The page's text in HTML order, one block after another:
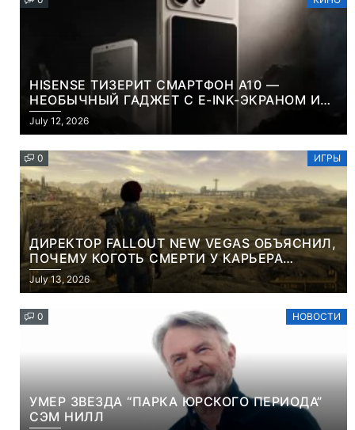
HISENSE ТИЗЕРИТ СМАРТФОН A10 —
НЕОБЫЧНЫЙ ГАДЖЕТ С E-INK-ЭКРАНОМ И
СЪЕМНОЙ LCD-ПАНЕЛЬЮ ДЛЯ ЦВЕТНОГО
КОНТЕНТА И СОЦСЕТЕЙ
July 12, 2026
0 ИГРЫ
ДИРЕКТОР FALLOUT NEW VEGAS ОБЪЯСНИЛ,
ПОЧЕМУ КОГОТЬ СМЕРТИ У КАРЬЕРА
НАМЕРЕННО СНОСИТ ВАМ ГОЛОВУ
July 13, 2026
0 НОВОСТИ
УМЕР ЗВЕЗДА “ПАРКА ЮРСКОГО ПЕРИОДА”
СЭМ НИЛЛ